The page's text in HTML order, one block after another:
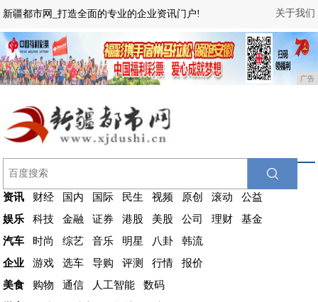
关于我们
新疆都市网_打造全面的专业的企业资讯门户!
广告
资讯 财经 国内 国际 民生 视频 原创 滚动
公益
娱乐
科技 金融 证券 港股 美股 公司 理财
基金
汽车
时尚 综艺 音乐 明星 八卦
韩流
企业
游戏 选车 导购 评测 行情
报价
美食
购物 通信 人工智能
数码